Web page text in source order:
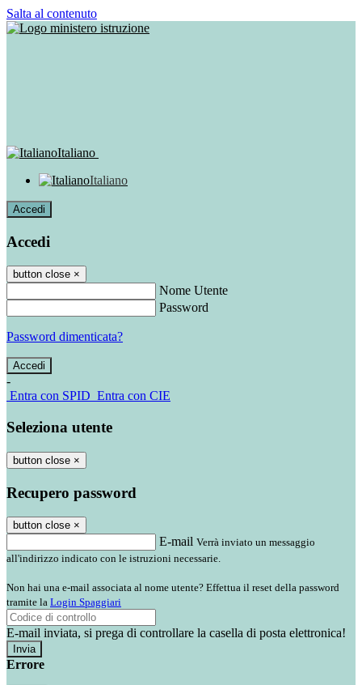
Salta al contenuto
Italiano
Italiano
Accedi
Accedi
button close ×
Nome Utente
Password
Password dimenticata?
-
Entra con SPID Entra con CIE
Seleziona utente
button close ×
Recupero password
button close ×
E-mail Verrà inviato un messaggio
all'indirizzo indicato con le istruzioni necessarie.
Non hai una e-mail associata al nome utente? Effettua il reset della password
tramite la Login Spaggiari
E-mail inviata, si prega di controllare la casella di posta elettronica!
Errore